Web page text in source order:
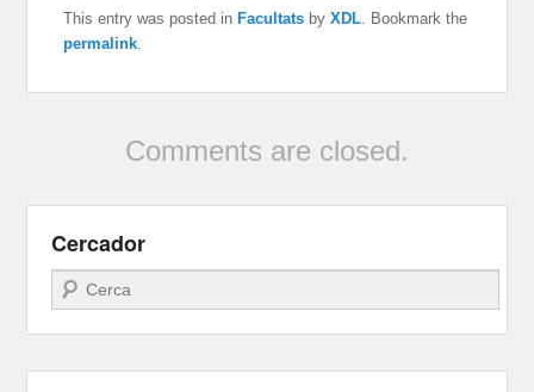
This entry was posted in Facultats byXDL. Bookmark the
permalink.
Comments are closed.
Cercador
Search